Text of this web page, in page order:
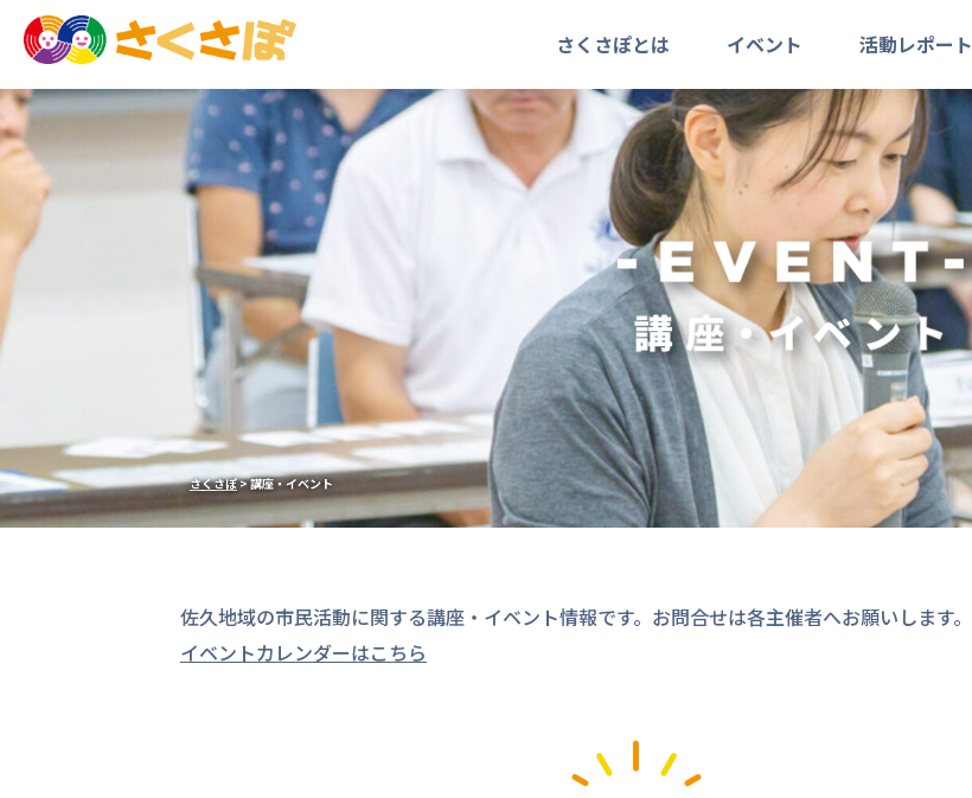
さくさぽとは イベント 活動レポート
さくさぽ>講座・イベント
佐久地域の市民活動に関する講座・イベント情報です。お問合せは各主催者へお願いします。
イベントカレンダーはこちら